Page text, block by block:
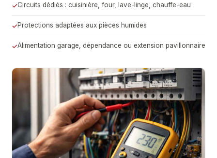
Circuits dédiés : cuisinière, four, lave-linge, chauffe-eau
Protections adaptées aux pièces humides
Alimentation garage, dépendance ou extension pavillonnaire